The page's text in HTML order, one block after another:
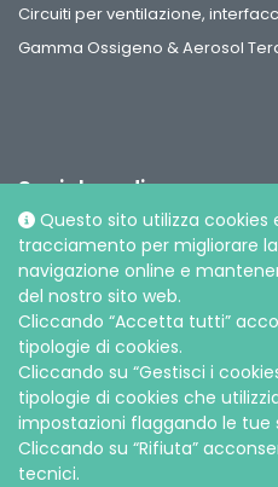
Questo sito utilizza
tracciamento per migliorare
navigazione online e
del nostro sito web.
Cliccando “Accetta tutti”
tipologie di cookies.
Cliccando su “Gestisci i
tipologie di cookies che
impostazioni flaggando le
Cliccando su “Rifiuta”
tecnici.
Circuiti per ventilazione,
Gamma Ossigeno & Aerosol
Social media
© Intersurgical S.p.A, 2026 |Privacy